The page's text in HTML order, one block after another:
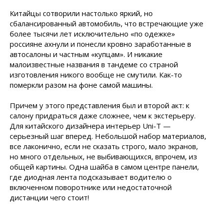
Китайцы сотворили настолько яркий, но
сбалансированный автомобиль, что встречающие уже
более тысячи лет исключительно «по одежке»
россияне ахнули и понесли кровно заработанные в
автосалоны и частным «купцам». И никакие
малоизвестные названия в тандеме со страной
изготовления никого вообще не смутили. Как-то
померкли разом на фоне самой машины.
Причем у этого представления был и второй акт: к
салону придраться даже сложнее, чем к экстерьеру.
Для китайского дизайнера интерьер Uni-T —
серьезный шаг вперед. Небольшой набор материалов,
все лаконично, если не сказать строго, мало экранов,
но много отдельных, не выбивающихся, впрочем, из
общей картины. Одна шайба в самом центре панели,
где диодная лента подсказывает водителю о
включенном поворотнике или недостаточной
дистанции чего стоит!